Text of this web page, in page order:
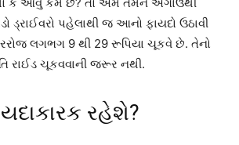
કે આવું કેમ છે? તો અમે તમને અગાઉથી
ડ્રાઈવરો પહેલાથી જ આનો ફાયદો ઉઠાવી
લગભગ 9 થી 29 રૂપિયા ચૂકવે છે. તેનો
રાઈડ ચૂકવવાની જરૂર નથી.
રહેશે?